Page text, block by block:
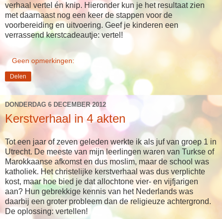
verhaal vertel én knip. Hieronder kun je het resultaat zien
met daarnaast nog een keer de stappen voor de
voorbereiding en uitvoering. Geef je kinderen een
verrassend kerstcadeautje: vertel!
Geen opmerkingen:
Delen
DONDERDAG 6 DECEMBER 2012
Kerstverhaal in 4 akten
Tot een jaar of zeven geleden werkte ik als juf van groep 1 in
Utrecht. De meeste van mijn leerlingen waren van Turkse of
Marokkaanse afkomst en dus moslim, maar de school was
katholiek. Het christelijke kerstverhaal was dus verplichte
kost, maar hoe bied je dat allochtone vier- en vijfjarigen
aan? Hun gebrekkige kennis van het Nederlands was
daarbij een groter probleem dan de religieuze achtergrond.
De oplossing: vertellen!